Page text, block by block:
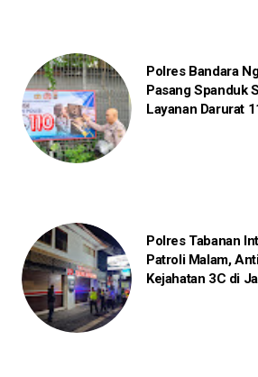
Polres Bandara
Pasang Spanduk
Layanan Darurat
Polres Tabanan
Patroli Malam,
Kejahatan 3C di